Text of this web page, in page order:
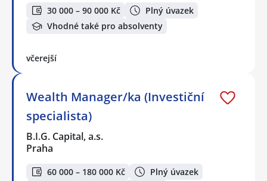
30 000 – 90 000 Kč
Plný úvazek
Vhodné také pro absolventy
včerejší
Wealth Manager/ka (Investiční
specialista)
B.I.G. Capital, a.s.
Praha
60 000 – 180 000 Kč
Plný úvazek